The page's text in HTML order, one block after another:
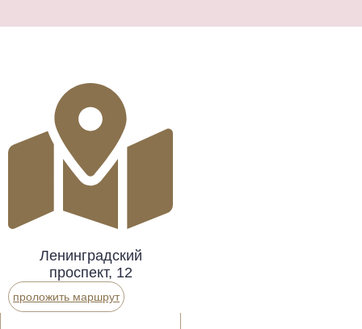
Ленинградский
проспект, 12
проложить маршрут